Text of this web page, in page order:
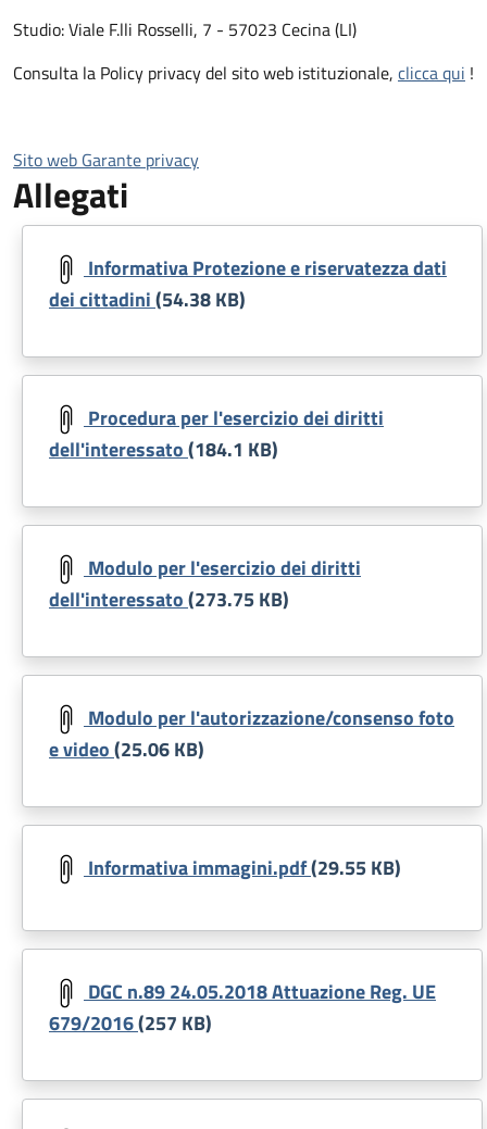
Studio: Viale F.lli Rosselli, 7 - 57023 Cecina (LI)
Consulta la Policy privacy del sito web istituzionale, clicca qui !
Sito web Garante privacy
Allegati
Document
Informativa Protezione e riservatezza dati
dei cittadini(54.38 KB)
Document
Procedura per l'esercizio dei diritti
dell'interessato(184.1 KB)
Document
Modulo per l'esercizio dei diritti
dell'interessato(273.75 KB)
Document
Modulo per l'autorizzazione/consenso foto
e video(25.06 KB)
Document
Informativa immagini.pdf(29.55 KB)
Document
DGC n.89 24.05.2018 Attuazione Reg. UE
679/2016(257 KB)
Document